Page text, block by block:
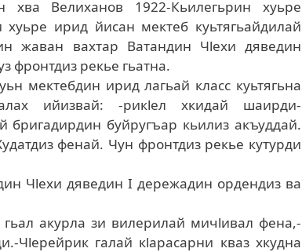
хва Велиханов 1922-Кьилегьрин хуьре
ирид йисан мектеб куьтягьайдилай
жаван вахтар Ватандин Чlехи дяведин
фронтдиз рекье гьатна.
мектебдин ирид лагьай класс куьтягьна
ийизвай: -рикlел хкидай шаирди-
бригадирдин буйругъар кьилиз акъуддай.
фенай. Чун фронтдиз рекье кутурди
Чlехи дяведин I дережадин ордендиз ва
акурла зи вилерилай мичlивал фена,-
Чlерейрик галай кlарасарни кваз хкудна